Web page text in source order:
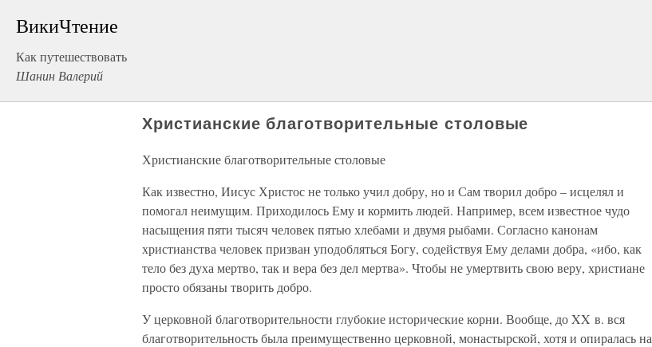
ВикиЧтение
Как путешествовать
Шанин Валерий
Христианские благотворительные столовые
Христианские благотворительные столовые
Как известно, Иисус Христос не только учил добру, но и Сам творил добро – исцелял и
помогал неимущим. Приходилось Ему и кормить людей. Например, всем известное чудо
насыщения пяти тысяч человек пятью хлебами и двумя рыбами. Согласно канонам
христианства человек призван уподобляться Богу, содействуя Ему делами добра, «ибо, как
тело без духа мертво, так и вера без дел мертва». Чтобы не умертвить свою веру, христиане
просто обязаны творить добро.
У церковной благотворительности глубокие исторические корни. Вообще, до XX в. вся
благотворительность была преимущественно церковной, монастырской, хотя и опиралась на